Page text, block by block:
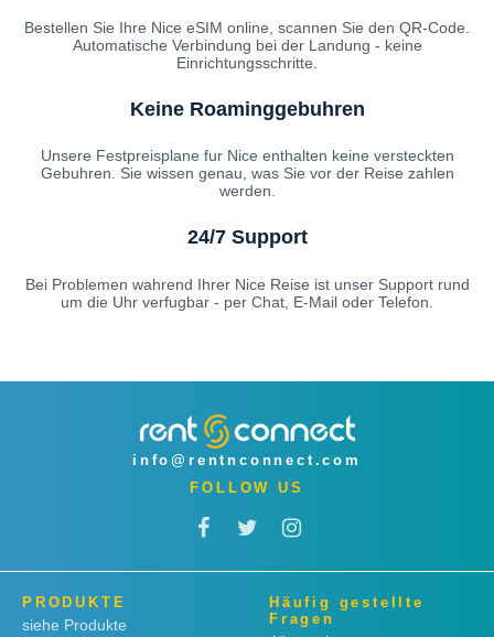
Bestellen Sie Ihre Nice eSIM online, scannen Sie den QR-Code.
Automatische Verbindung bei der Landung - keine
Einrichtungsschritte.
Keine Roaminggebuhren
Unsere Festpreisplane fur Nice enthalten keine versteckten
Gebuhren. Sie wissen genau, was Sie vor der Reise zahlen
werden.
24/7 Support
Bei Problemen wahrend Ihrer Nice Reise ist unser Support rund
um die Uhr verfugbar - per Chat, E-Mail oder Telefon.
info@rentnconnect.com
FOLLOW US
PRODUKTE
siehe Produkte
Häufig gestellte
Fragen